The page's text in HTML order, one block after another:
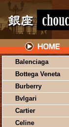
Balenciaga
Bottega Veneta
Burberry
Bvlgari
Cartier
Celine